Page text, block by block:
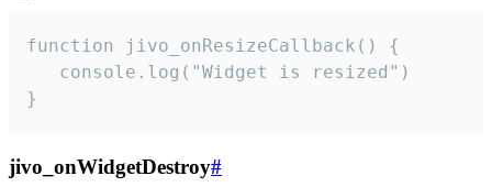
function jivo_onResizeCallback() {
   console.log("Widget is resized")
}
jivo_onWidgetDestroy#